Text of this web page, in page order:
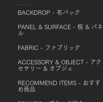
BACKDROP - 布バック
PANEL & SURFACE - 板 & パネ
ル
FABRIC - ファブリック
ACCESSORY & OBJECT - アク
セサリー & オブジェ
RECOMMEND ITEMS - おすす
め商品